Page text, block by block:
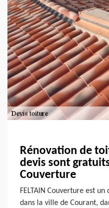
Rénovation de
devis sont gratuits
Couverture
FELTAIN Couverture est
dans la ville de Courant,